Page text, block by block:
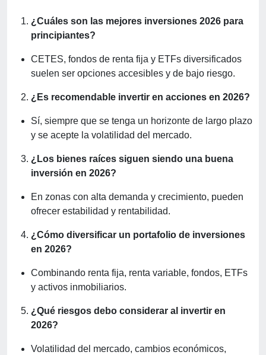
¿Cuáles son las mejores inversiones 2026 para
principiantes?
CETES, fondos de renta fija y ETFs diversificados
suelen ser opciones accesibles y de bajo riesgo.
¿Es recomendable invertir en acciones en 2026?
Sí, siempre que se tenga un horizonte de largo plazo
y se acepte la volatilidad del mercado.
¿Los bienes raíces siguen siendo una buena
inversión en 2026?
En zonas con alta demanda y crecimiento, pueden
ofrecer estabilidad y rentabilidad.
¿Cómo diversificar un portafolio de inversiones
en 2026?
Combinando renta fija, renta variable, fondos, ETFs
y activos inmobiliarios.
¿Qué riesgos debo considerar al invertir en
2026?
Volatilidad del mercado, cambios económicos,